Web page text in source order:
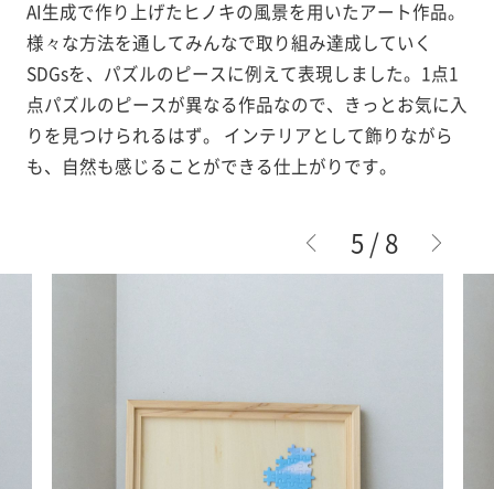
AI生成で作り上げたヒノキの風景を用いたアート作品。
様々な方法を通してみんなで取り組み達成していく
SDGsを、パズルのピースに例えて表現しました。1点1
点パズルのピースが異なる作品なので、きっとお気に入
りを見つけられるはず。 インテリアとして飾りながら
も、自然も感じることができる仕上がりです。
6/8